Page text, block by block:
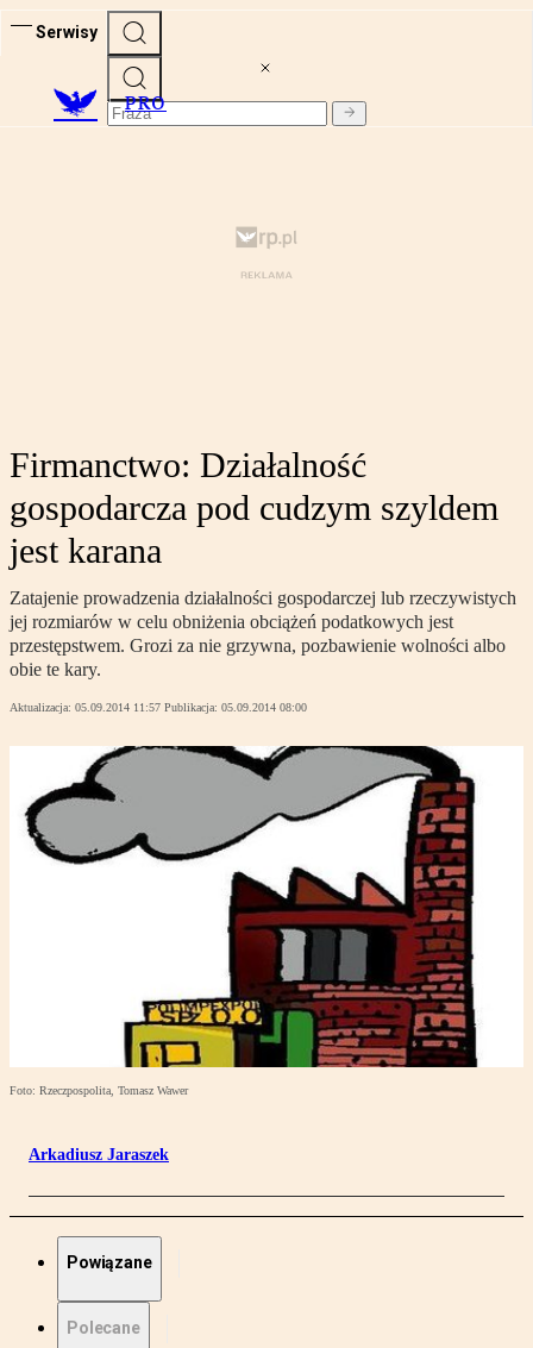
Serwisy
PRO
Firmanctwo: Działalność
gospodarcza pod cudzym szyldem
jest karana
Zatajenie prowadzenia działalności gospodarczej lub rzeczywistych
jej rozmiarów w celu obniżenia obciążeń podatkowych jest
przestępstwem. Grozi za nie grzywna, pozbawienie wolności albo
obie te kary.
Aktualizacja: 05.09.2014 11:57 Publikacja: 05.09.2014 08:00
Foto: Rzeczpospolita, Tomasz Wawer
Arkadiusz Jaraszek
Powiązane
Polecane